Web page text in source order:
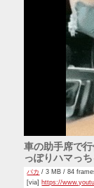
車の助手席で
っぽりハマっ
バカ / 3 MB / 84
[via] https://